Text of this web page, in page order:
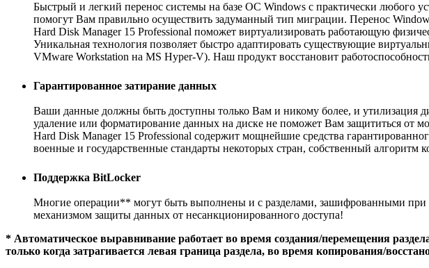
Быстрый и легкий перенос системы на базе ОС Windows с практически любого
помогут Вам правильно осуществить задуманный тип миграции. Перенос
Hard Disk Manager 15 Professional поможет виртуализировать работающую
Уникальная технология позволяет быстро адаптировать существующие
VMware Workstation на MS Hyper-V). Наш продукт восстановит
Гарантированное затирание данных
Ваши данные должны быть доступны только Вам и никому более, и утилизация
удаление или форматирование данных на диске не поможет Вам защититься от
Hard Disk Manager 15 Professional содержит мощнейшие средства
военные и государственные стандарты некоторых стран, собственный алгоритм
Поддержка BitLocker
Многие операции** могут быть выполнены и с разделами, зашифрованными
механизмом защиты данных от несанкционированного доступа!
* Автоматическое выравнивание работает во время создания/перемещения
только когда затрагивается левая граница раздела, во время копирования/